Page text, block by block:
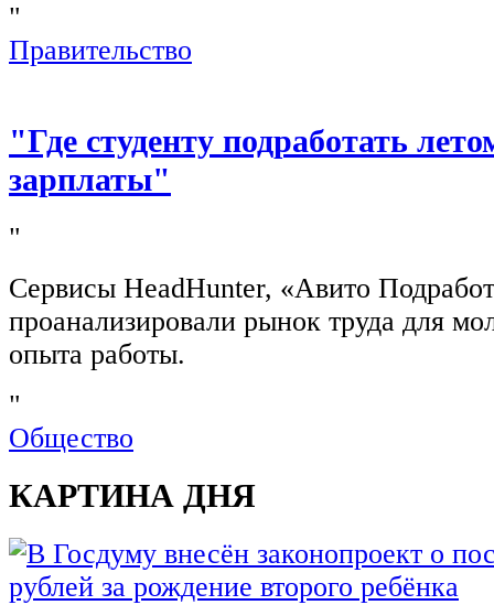
"
Правительство
"Где студенту подработать
зарплаты"
"
Сервисы HeadHunter, «Авито
проанализировали рынок труда для
опыта работы.
"
Общество
КАРТИНА ДНЯ